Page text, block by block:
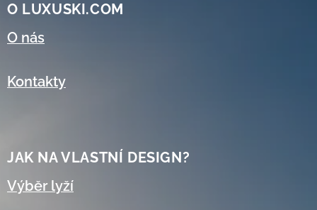
O LUXUSKI.COM
O nás
Kontakty
JAK NA VLASTNÍ DESIGN?
Výběr lyží